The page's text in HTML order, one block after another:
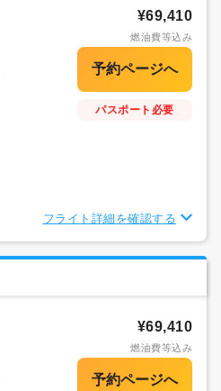
¥69,410
燃油費等込み
パスポート必要
フライト詳細を確認する
¥69,410
燃油費等込み